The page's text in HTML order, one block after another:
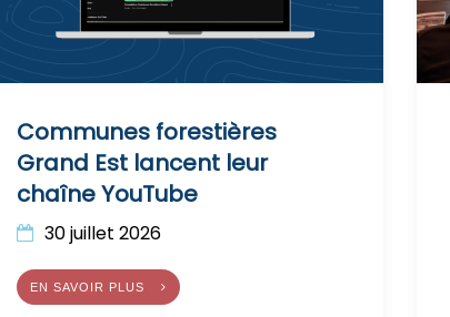
Communes forestières
Grand Est lancent leur
chaîne YouTube
30 juillet 2026
EN SAVOIR PLUS